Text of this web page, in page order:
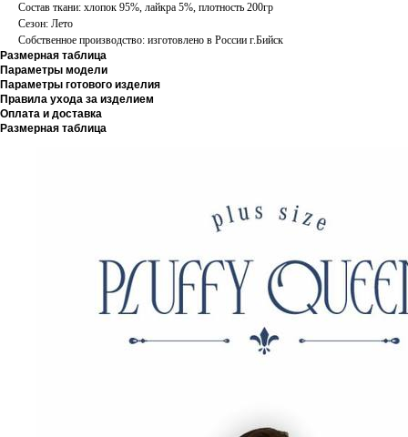
Состав ткани: хлопок 95%, лайкра 5%, плотность 200гр
Сезон: Лето
Собственное производство: изготовлено в России г.Бийск
Размерная таблица
Параметры модели
Параметры готового изделия
Правила ухода за изделием
Оплата и доставка
Размерная таблица